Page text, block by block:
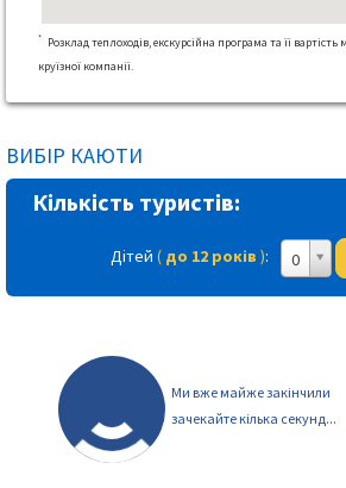
*
Розклад теплоходів, екскурсійна програма та її
круїзної компанії.
ВИБІР КАЮТИ
Кількість туристів:
Дітей ( до 12 років ): 0
Ми вже майже закінчили
зачекайте кілька секунд...